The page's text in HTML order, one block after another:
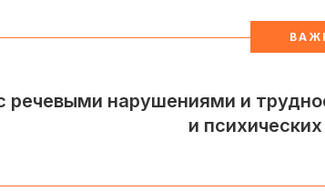
речевыми нарушениями и
и